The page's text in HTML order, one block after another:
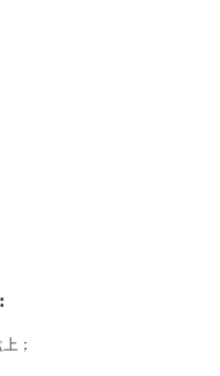
:
；